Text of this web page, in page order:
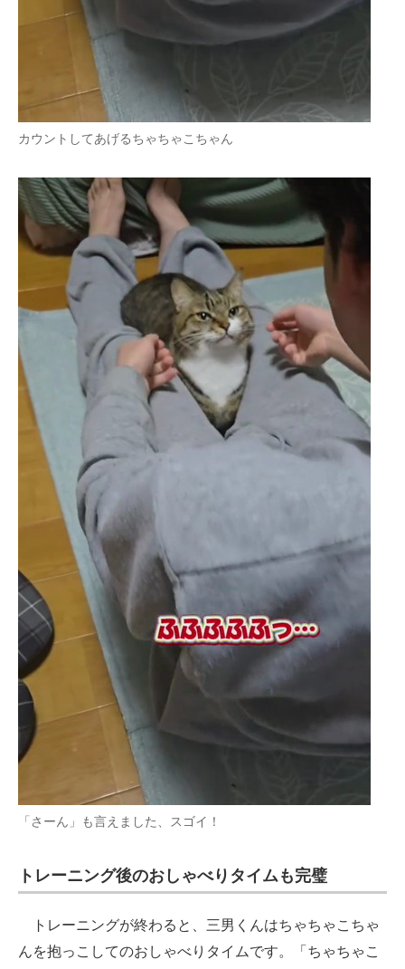
カウントしてあげるちゃちゃこちゃん
「さーん」も言えました、スゴイ！
トレーニング後のおしゃべりタイムも完璧
トレーニングが終わると、三男くんはちゃちゃこちゃ
んを抱っこしてのおしゃべりタイムです。「ちゃちゃこ